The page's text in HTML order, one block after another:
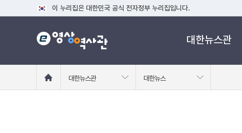
이 누리집은 대한민국 공식 전자정부 누리집입니다.
공식 누리집 주소 확인하기
go.kr 주소를 사용하는 누리집은 대한민국 정부기관이 관리하는 누리집
대한뉴스관
로
대한뉴스관 대한뉴스